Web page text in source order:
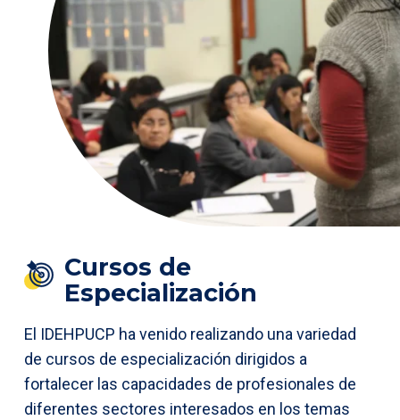
Cursos de
Especialización
El IDEHPUCP ha venido realizando una variedad
de cursos de especialización dirigidos a
fortalecer las capacidades de profesionales de
diferentes sectores interesados en los temas